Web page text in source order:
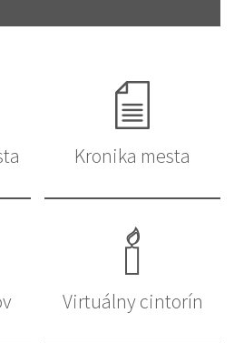
Kronika mesta
Virtuálny cintorín